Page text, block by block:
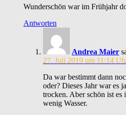
Wunderschön war im Frühjahr
Antworten
Andrea Maier
27. Juli 2019 um 11:14
Da war bestimmt dann
oder? Dieses Jahr war es
trocken. Aber schön ist es
wenig Wasser.